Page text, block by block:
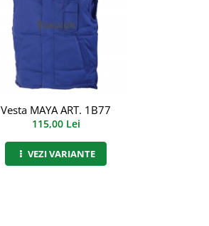
Vesta MAYA ART. 1B77
115,00 Lei
VEZI VARIANTE